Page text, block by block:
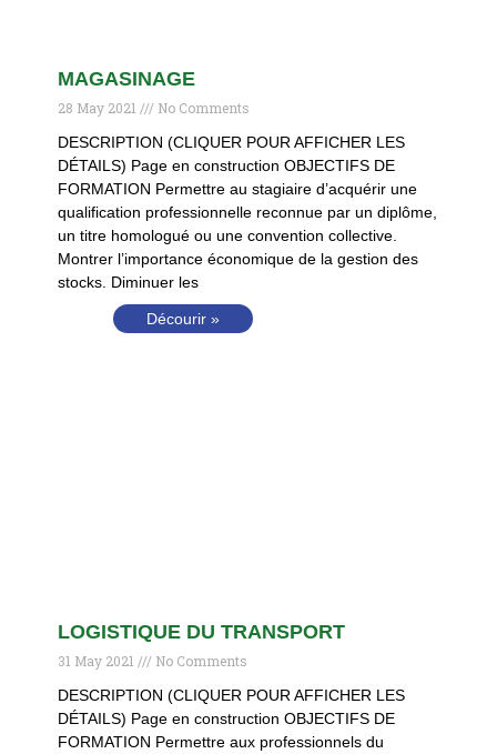
MAGASINAGE
28 May 2021
No Comments
DESCRIPTION (CLIQUER POUR AFFICHER LES
DÉTAILS) Page en construction OBJECTIFS DE
FORMATION Permettre au stagiaire d’acquérir une
qualification professionnelle reconnue par un diplôme,
un titre homologué ou une convention collective.
Montrer l’importance économique de la gestion des
stocks. Diminuer les
Décourir »
LOGISTIQUE DU TRANSPORT
31 May 2021
No Comments
DESCRIPTION (CLIQUER POUR AFFICHER LES
DÉTAILS) Page en construction OBJECTIFS DE
FORMATION Permettre aux professionnels du